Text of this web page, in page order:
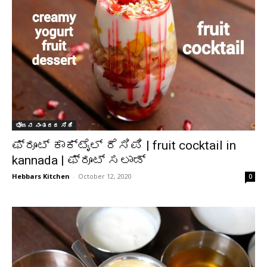
ಭೋಜನ ನಂತರದ ಸಿಹಿ
ಫ್ರೂಟ್ ಕಾಕ್ಟೈಲ್ ರೆಸಿಪಿ | fruit cocktail in
kannada | ಫ್ರೂಟ್ ಸಲಾಡ್
Hebbars Kitchen - October 12, 2020 0